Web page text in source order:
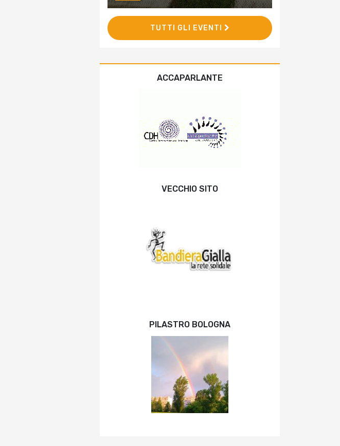
TUTTI GLI EVENTI
ACCAPARLANTE
VECCHIO SITO
PILASTRO BOLOGNA